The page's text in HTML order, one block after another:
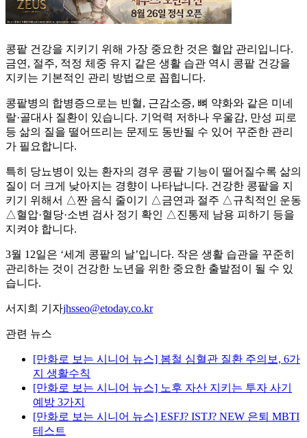
콩팥 건강을 지키기 위해 가장 중요한 것은 혈압 관리입니다.
금연, 절주, 적정 체중 유지 같은 생활 습관 역시 콩팥 건강을
지키는 기본적인 관리 방법으로 꼽힙니다.
콩팥병의 합병증으로는 빈혈, 근감소증, 뼈 약화와 같은 미네
랄·골대사 질환이 있습니다. 기억력 저하나 우울감, 만성 피로
등 삶의 질을 떨어뜨리는 문제도 동반될 수 있어 꾸준한 관리
가 필요합니다.
특히 당뇨병이 있는 환자의 경우 콩팥 기능이 떨어질수록 삶의
질이 더 크게 낮아지는 경향이 나타납니다. 건강한 콩팥을 지
키기 위해서 △짠 음식 줄이기 △금연과 절주 △규칙적인 운동
△혈압·혈당·소변 검사 정기 확인 △진통제 남용 피하기 등을
지켜야 합니다.
3월 12일은 ‘세계 콩팥의 날’입니다. 작은 생활 습관을 꾸준히
관리하는 것이 건강한 노년을 위한 중요한 출발점이 될 수 있
습니다.
서지희 기자jhsseo@etoday.co.kr
관련 뉴스
[만화로 보는 시니어 뉴스] 봄철 심혈관 질환 주의보, 6가
지 생활수칙
[만화로 보는 시니어 뉴스] 노후 자산 지키는 투자 사기
예방 3가지
[만화로 보는 시니어 뉴스] ESFJ? ISTJ? NEW 은퇴 MBTI
테스트